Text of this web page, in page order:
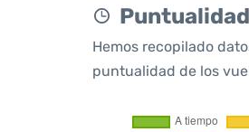
Hemos recopilado
puntualidad de los